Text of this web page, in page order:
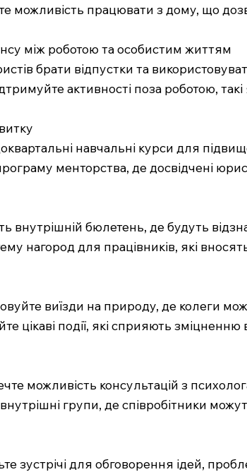
можливість працювати з дому, що
між роботою та особистим життям
брати відпустки та
активності поза роботою,
навчальні курси для
менторства, де досвідчені
внутрішній бюлетень, де будуть
нагород для працівників, які
виїзди на природу, де колеги
цікаві події, які сприяють
можливість консультацій з
групи, де співробітники
зустрічі для обговорення ідей,